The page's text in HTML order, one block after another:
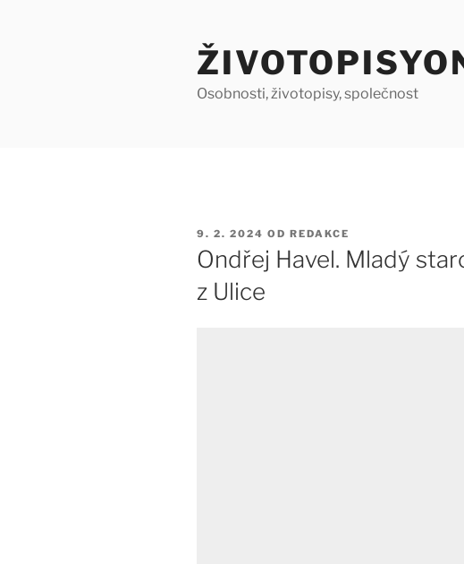
Osobnosti, životopisy, společnost
PUBLIKOVÁNO
9. 2. 2024 OD REDAKCE
Ondřej Havel. Mladý
z Ulice